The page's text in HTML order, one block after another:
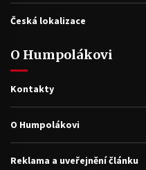
Česká lokalizace
O Humpolákovi
Kontakty
O Humpolákovi
Reklama a uveřejnění článku